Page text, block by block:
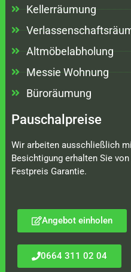
Kellerräumung
Altmöbelabholung
Messie Wohnung
Büroräumung
Pauschalpreise
Wir arbeiten ausschließlich
Besichtigung erhalten Sie
Festpreis Garantie.
Angebot einholen
0664 311 02 04